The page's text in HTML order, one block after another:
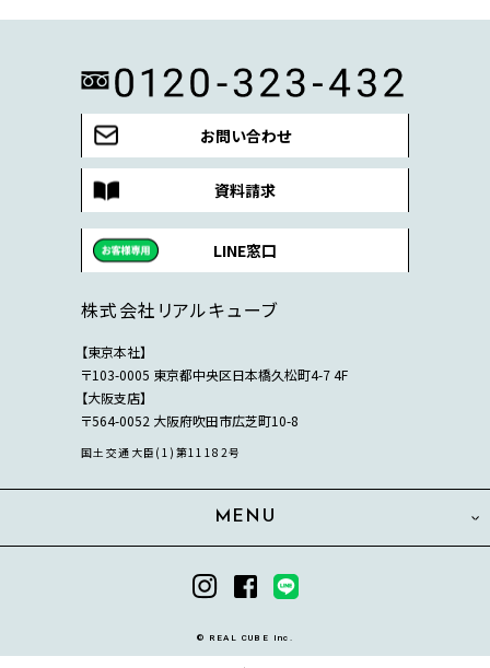
お問い合わせ
資料請求
LINE窓口
株式会社リアルキューブ
【東京本社】
〒103-0005 東京都中央区日本橋久松町4-7 4F
【大阪支店】
〒564-0052 大阪府吹田市広芝町10-8
国土交通大臣(1)第11182号
MENU
© REAL CUBE Inc.